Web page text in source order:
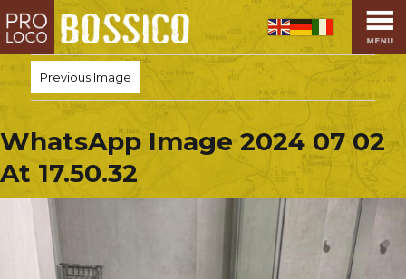
HOME
PRO LOCO
L’ALTOPIANO
PROMOZIONI
SAPORI TIPICI
Previous Image
WhatsApp Image 2024 07 02
At 17.50.32